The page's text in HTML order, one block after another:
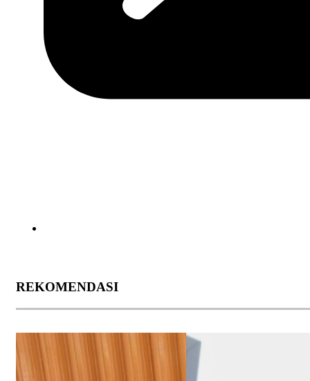
REKOMENDASI